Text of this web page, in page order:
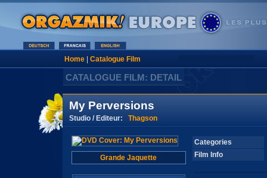
Home| Catalogue Film
CATALOGUE FILM: DETAIL
My Perversions
Studio / Editeur: Thagson
Grande Jaquette
Categories
Film Info